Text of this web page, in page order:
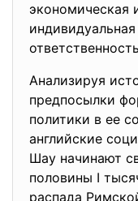
экономическая
Анализируя
предпосылки
политики в ее
английские
Шау начинают
половины I
распада